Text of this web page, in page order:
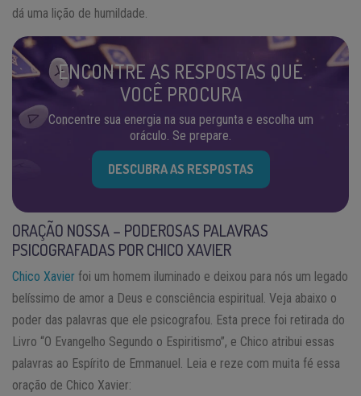
dá uma lição de humildade.
ENCONTRE AS RESPOSTAS QUE
VOCÊ PROCURA
Concentre sua energia na sua pergunta e escolha um
oráculo. Se prepare.
DESCUBRA AS RESPOSTAS
ORAÇÃO NOSSA – PODEROSAS PALAVRAS
PSICOGRAFADAS POR CHICO XAVIER
Chico Xavier foi um homem iluminado e deixou para nós um legado
belíssimo de amor a Deus e consciência espiritual. Veja abaixo o
poder das palavras que ele psicografou. Esta prece foi retirada do
Livro “O Evangelho Segundo o Espiritismo”, e Chico atribui essas
palavras ao Espírito de Emmanuel. Leia e reze com muita fé essa
oração de Chico Xavier: